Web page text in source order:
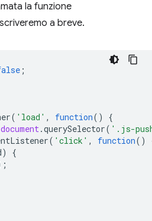
la funzione
a breve.
;
( 'load' , function()
{
document.querySelector( '.js-
( 'click' , function()
)
{